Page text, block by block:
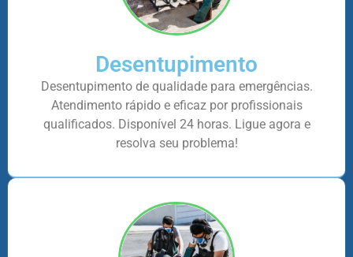
Desentupimento
Desentupimento de qualidade para emergências.
Atendimento rápido e eficaz por profissionais
qualificados. Disponível 24 horas. Ligue agora e
resolva seu problema!